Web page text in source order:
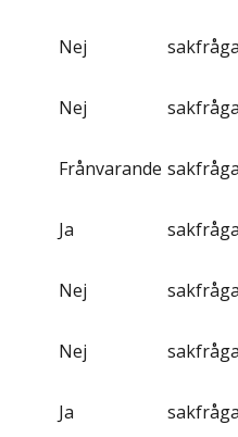
Nej
Nej
Frånvarande
Ja
Nej
Nej
Ja